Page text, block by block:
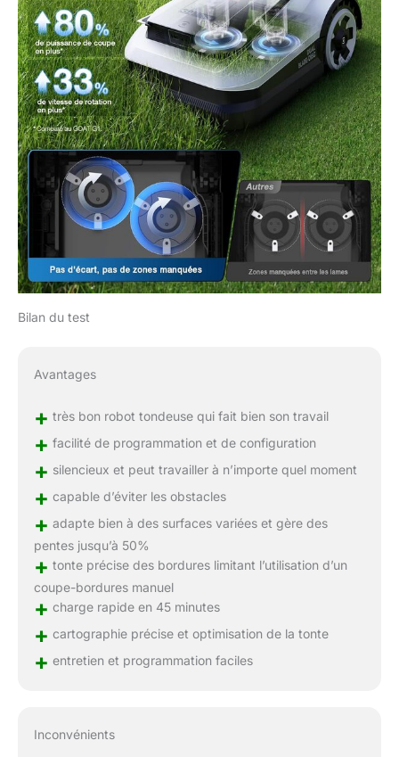
tondant jusqu'à 5 cm
des obstacles tels que
les murs ou clôtures.
Avec le LiDAR 3D-ToF et
sa caméra AI, il distingue
facilement les zones
d'herbe, même en cas de
différente hauteur. En
chevauchant les
bordures il garantit une
tonte complète de celles-
ci. Cette technologie
avancée, alimentée par
l’apprentissage profond
de l’IA, permet au GOAT
Automatique: La
GOAT détecte et définit
automatiquement tous
cartographiant votre
jardin sans besoin de
Les utilisateurs peuvent
la zone cartographiée
distance de l’application,
leur offrant un contrôle
Bilan du test
Avantages
+ très bon robot tondeuse qui fait bien son travail
+ facilité de programmation et de configuration
+ silencieux et peut travailler à n’importe quel moment
+ capable d’éviter les obstacles
+ adapte bien à des surfaces variées et gère des
pentes jusqu’à 50%
+ tonte précise des bordures limitant l’utilisation d’un
coupe-bordures manuel
+ charge rapide en 45 minutes
+ cartographie précise et optimisation de la tonte
+ entretien et programmation faciles
Inconvénients